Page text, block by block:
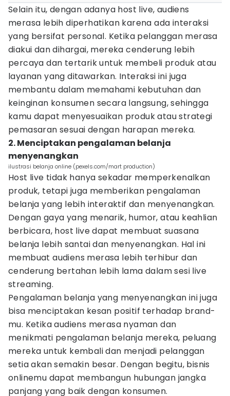
Selain itu, dengan adanya host live, audiens
merasa lebih diperhatikan karena ada interaksi
yang bersifat personal. Ketika pelanggan merasa
diakui dan dihargai, mereka cenderung lebih
percaya dan tertarik untuk membeli produk atau
layanan yang ditawarkan. Interaksi ini juga
membantu dalam memahami kebutuhan dan
keinginan konsumen secara langsung, sehingga
kamu dapat menyesuaikan produk atau strategi
pemasaran sesuai dengan harapan mereka.
2. Menciptakan pengalaman belanja
menyenangkan
ilustrasi belanja online (pexels.com/mart production)
Host live tidak hanya sekadar memperkenalkan
produk, tetapi juga memberikan pengalaman
belanja yang lebih interaktif dan menyenangkan.
Dengan gaya yang menarik, humor, atau keahlian
berbicara, host live dapat membuat suasana
belanja lebih santai dan menyenangkan. Hal ini
membuat audiens merasa lebih terhibur dan
cenderung bertahan lebih lama dalam sesi live
streaming.
Pengalaman belanja yang menyenangkan ini juga
bisa menciptakan kesan positif terhadap brand-
mu. Ketika audiens merasa nyaman dan
menikmati pengalaman belanja mereka, peluang
mereka untuk kembali dan menjadi pelanggan
setia akan semakin besar. Dengan begitu, bisnis
onlinemu dapat membangun hubungan jangka
panjang yang baik dengan konsumen.